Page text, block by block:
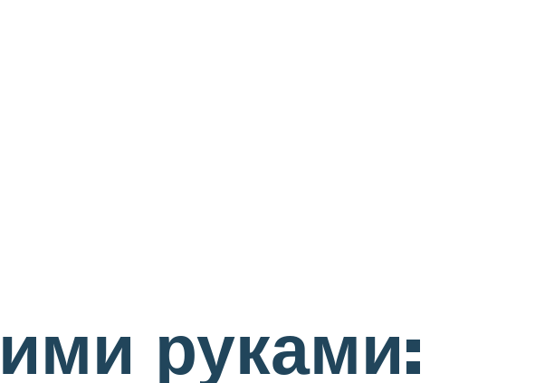
руками: